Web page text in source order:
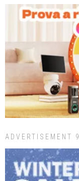
ADVERTISEMENT 9